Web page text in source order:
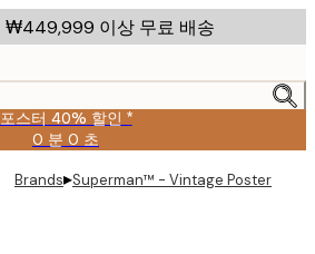
₩449,999 이상 무료 배송
포스터 40% 할인 *
0 분 0 초
유
효
날
Brands▸Superman™ - Vintage Poster